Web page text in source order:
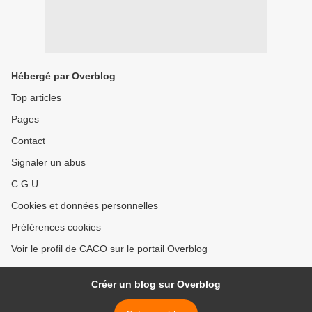
Hébergé par Overblog
Top articles
Pages
Contact
Signaler un abus
C.G.U.
Cookies et données personnelles
Préférences cookies
Voir le profil de CACO sur le portail Overblog
Créer un blog sur Overblog